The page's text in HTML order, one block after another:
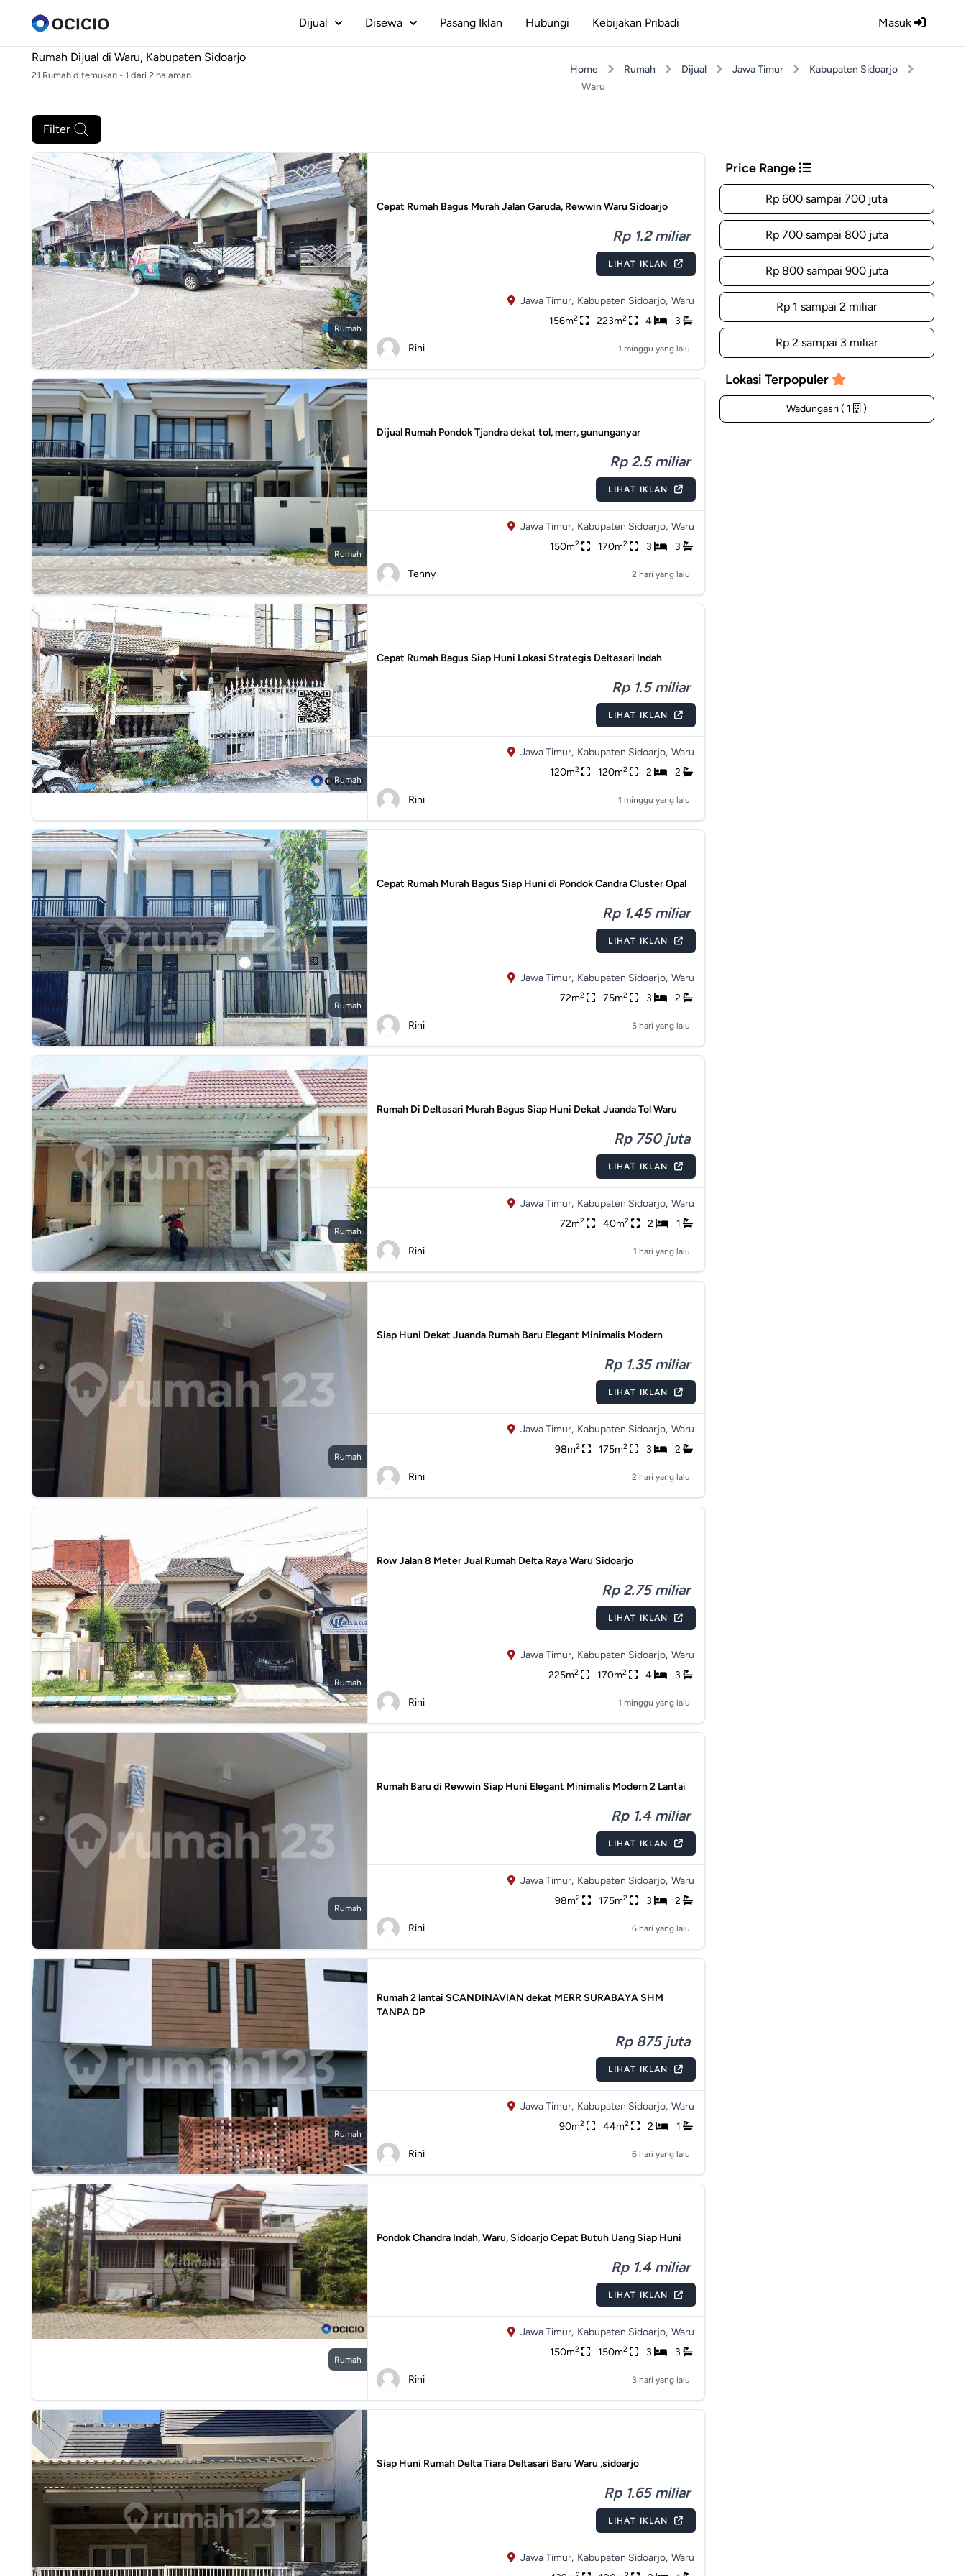
Masuk
Dijual Disewa Pasang Iklan Hubungi Kebijakan Pribadi
Rumah Dijual di Waru, Kabupaten Sidoarjo
21 Rumah ditemukan - 1 dari 2 halaman Home Rumah Dijual Jawa Timur
Kabupaten Sidoarjo
Waru
Filter
Rumah
Cepat Rumah Bagus Murah Jalan Garuda, Rewwin Waru Sidoarjo
Rp 1.2 miliar
LIHAT IKLAN
Jawa Timur, Kabupaten Sidoarjo, Waru
156m2 223m2 4 3
Rini 1 minggu yang lalu
Rumah
Dijual Rumah Pondok Tjandra dekat tol, merr, gununganyar
Rp 2.5 miliar
LIHAT IKLAN
Jawa Timur, Kabupaten Sidoarjo, Waru
150m2 170m2 3 3
Tenny 2 hari yang lalu
Rumah
Cepat Rumah Bagus Siap Huni Lokasi Strategis Deltasari Indah
Rp 1.5 miliar
LIHAT IKLAN
Jawa Timur, Kabupaten Sidoarjo, Waru
120m2 120m2 2 2
Rini 1 minggu yang lalu
Rumah
Cepat Rumah Murah Bagus Siap Huni di Pondok Candra Cluster Opal
Rp 1.45 miliar
LIHAT IKLAN
Jawa Timur, Kabupaten Sidoarjo, Waru
72m2 75m2 3 2
Rini 5 hari yang lalu
Rumah
Rumah Di Deltasari Murah Bagus Siap Huni Dekat Juanda Tol Waru
Rp 750 juta
LIHAT IKLAN
Jawa Timur, Kabupaten Sidoarjo, Waru
72m2 40m2 2 1
Rini 1 hari yang lalu
Rumah
Siap Huni Dekat Juanda Rumah Baru Elegant Minimalis Modern
Rp 1.35 miliar
LIHAT IKLAN
Jawa Timur, Kabupaten Sidoarjo, Waru
98m2 175m2 3 2
Rini 2 hari yang lalu
Rumah
Row Jalan 8 Meter Jual Rumah Delta Raya Waru Sidoarjo
Rp 2.75 miliar
LIHAT IKLAN
Jawa Timur, Kabupaten Sidoarjo, Waru
225m2 170m2 4 3
Rini 1 minggu yang lalu
Rumah
Rumah Baru di Rewwin Siap Huni Elegant Minimalis Modern 2 Lantai
Rp 1.4 miliar
LIHAT IKLAN
Jawa Timur, Kabupaten Sidoarjo, Waru
98m2 175m2 3 2
Rini 6 hari yang lalu
Rumah
Rumah 2 lantai SCANDINAVIAN dekat MERR SURABAYA SHM
TANPA DP
Rp 875 juta
LIHAT IKLAN
Jawa Timur, Kabupaten Sidoarjo, Waru
90m2 44m2 2 1
Rini 6 hari yang lalu
Rumah
Pondok Chandra Indah, Waru, Sidoarjo Cepat Butuh Uang Siap Huni
Rp 1.4 miliar
LIHAT IKLAN
Jawa Timur, Kabupaten Sidoarjo, Waru
150m2 150m2 3 3
Rini 3 hari yang lalu
Siap Huni Rumah Delta Tiara Deltasari Baru Waru ,sidoarjo
Rp 1.65 miliar
LIHAT IKLAN
Jawa Timur, Kabupaten Sidoarjo, Waru
Price Range
Rp 600 sampai 700 juta
Rp 700 sampai 800 juta
Rp 800 sampai 900 juta
Rp 1 sampai 2 miliar
Rp 2 sampai 3 miliar
Lokasi Terpopuler
Wadungasri ( 1 )